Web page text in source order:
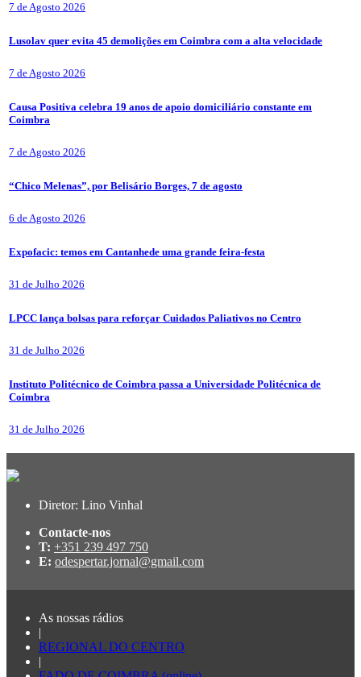
7 de Agosto 2026
Lusolav quer evita 45 demolições em Coimbra com a alta velocidade
7 de Agosto 2026
Causa Positiva celebra 19 anos de apoio domiciliário constante em
Coimbra
7 de Agosto 2026
“Chico Melenas”, por Belisário Borges, 7 de agosto
6 de Agosto 2026
Expofacic: temos em Cantanhede uma grande feira-festa
31 de Julho 2026
LPCC lança bolsas para reforçar Cuidados Paliativos no Centro
31 de Julho 2026
Instituto Politécnico de Coimbra passa a Universidade Politécnica de
Coimbra
31 de Julho 2026
Diretor: Lino Vinhal
Contacte-nos
T: +351 239 497 750
E: odespertar.jornal@gmail.com
As nossas rádios
|
REGIONAL DO CENTRO
|